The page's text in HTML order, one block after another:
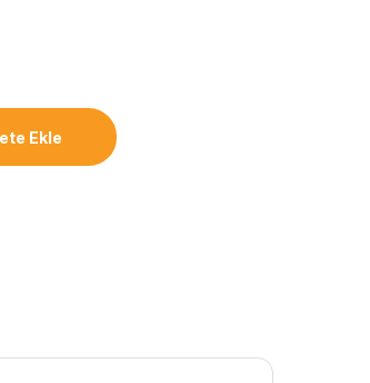
Kiti 6 Ek Ataşman, Kuru Kullanım Kablosuz
Ekle